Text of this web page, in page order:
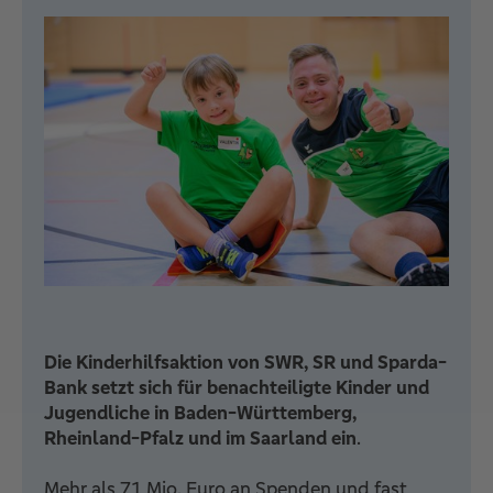
Die Kinderhilfsaktion von SWR, SR und Sparda-
Bank setzt sich für benachteiligte Kinder und
Jugendliche in Baden-Württemberg,
Rheinland-Pfalz und im Saarland ein.